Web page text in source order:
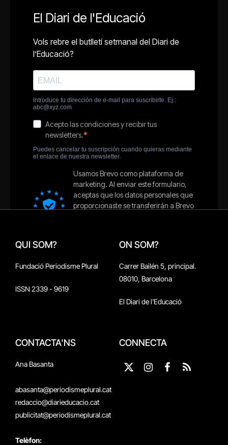
QUI SOM?
Fundació Periodisme Plural
ISSN 2339 - 9619
ON SOM?
Carrer Bailén 5, principal.
08010, Barcelona
El Diari de l'Educació
CONTACTA'NS
Ana Basanta
abasanta@periodismeplural.cat
redaccio@diarieducacio.cat
publicitat@periodismeplural.cat
Telèfon:
CONNECTA
X
Instagram
Facebook
RSS